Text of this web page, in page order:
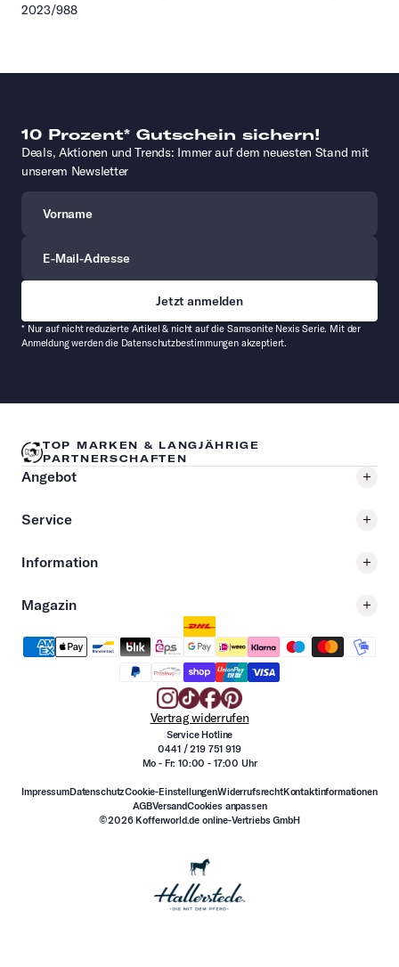
2023/988
10 Prozent* Gutschein sichern!
Deals, Aktionen und Trends: Immer auf dem neuesten Stand mit
unserem Newsletter
* Nur auf nicht reduzierte Artikel & nicht auf die Samsonite Nexis Serie. Mit der
Anmeldung werden die Datenschutzbestimmungen akzeptiert.
TOP MARKEN & LANGJÄHRIGE
PARTNERSCHAFTEN
Angebot
Service
Information
Magazin
Vertrag widerrufen
Service Hotline
0441 / 219 751 919
Mo - Fr: 10:00 - 17:00 Uhr
ImpressumDatenschutzCookie-EinstellungenWiderrufsrechtKontaktinformationen
AGBVersandCookies anpassen
©2026 Kofferworld.de online-Vertriebs GmbH